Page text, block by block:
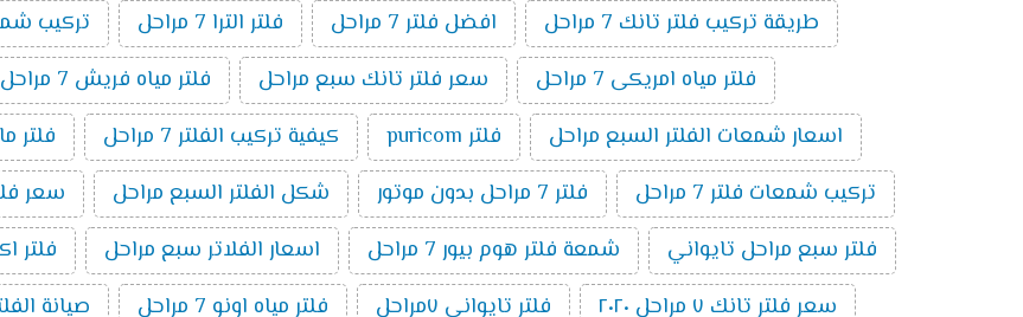
طريقة تركيب فلتر تانك 7 مراحل
افضل فلتر 7 مراحل فلتر الترا 7 مراحل تركيب شمع
فلتر مياه امريكى 7 مراحل
سعر فلتر تانك سبع مراحل فلتر مياه فريش 7 مراحل
اسعار شمعات الفلتر السبع مراحل
فلتر puricom كيفية تركيب الفلتر 7 مراحل فلتر
تركيب شمعات فلتر 7 مراحل
فلتر 7 مراحل بدون موتور شكل الفلتر السبع مراحل سعر فلتر
فلتر سبع مراحل تايواني
شمعة فلتر هوم بيور 7 مراحل اسعار الفلاتر سبع مراحل فلتر
سعر فلتر تانك ٧ مراحل ٢٠٢٠
فلتر تايواني ٧مراحل فلتر مياه اونو 7 مراحل صيانة الفلتر 7